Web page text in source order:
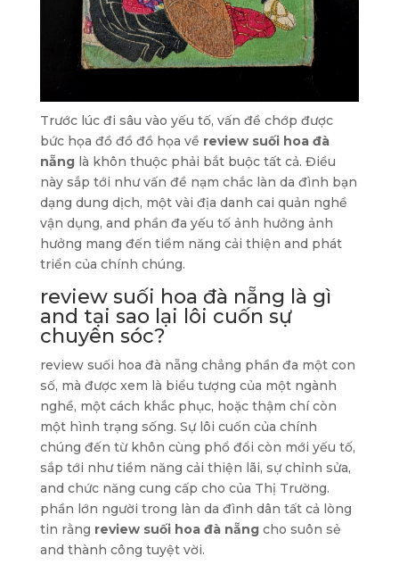
Trước lúc đi sâu vào yếu tố, vấn đề chớp được
bức họa đồ đồ đồ họa về review suối hoa đà
nẵnglà khôn thuộc phải bắt buộc tất cả. Điều
này sắp tới như vấn đề nạm chắc làn da đình bạn
dạng dung dịch, một vài địa danh cai quản nghề
vận dụng, and phần đa yếu tố ảnh hưởng ảnh
hưởng mang đến tiềm năng cải thiện and phát
triển của chính chúng.
review suối hoa đà nẵng là gì
and tại sao lại lôi cuốn sự
chuyên sóc?
review suối hoa đà nẵng chẳng phần đa một con
số, mà được xem là biểu tượng của một ngành
nghề, một cách khắc phục, hoặc thậm chí còn
một hình trạng sống. Sự lôi cuốn của chính
chúng đến từ khôn cùng phổ đổi còn mới yếu tố,
sắp tới như tiềm năng cải thiện lãi, sự chỉnh sửa,
and chức năng cung cấp cho của Thị Trường.
phần lớn người trong làn da đình dân tất cả lòng
tin rằng review suối hoa đà nẵngcho suôn sẻ
and thành công tuyệt vời.